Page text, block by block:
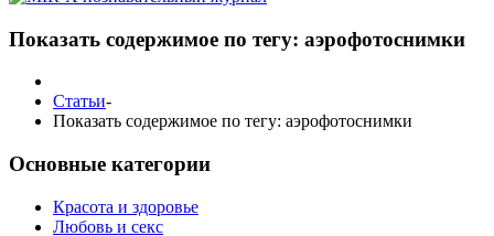
Показать содержимое по тегу: аэрофотоснимки
Статьи-
Показать содержимое по тегу: аэрофотоснимки
Основные категории
Красота и здоровье
Любовь и секс